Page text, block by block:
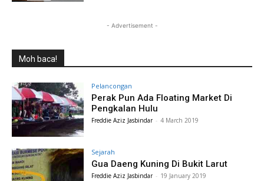
- Advertisement -
Moh baca!
Pelancongan
Perak Pun Ada Floating Market Di
Pengkalan Hulu
Freddie Aziz Jasbindar - 4 March 2019
Sejarah
Gua Daeng Kuning Di Bukit Larut
Freddie Aziz Jasbindar - 19 January 2019